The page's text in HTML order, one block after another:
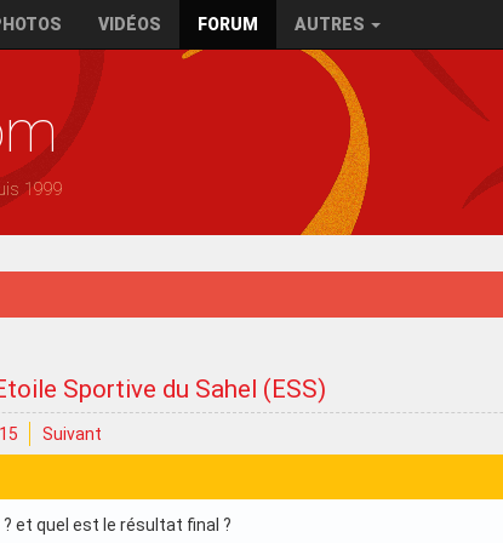
VIDÉOS FORUM AUTRES
1999
Sportive du Sahel (ESS)
Suivant
et quel est le résultat final ?